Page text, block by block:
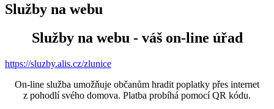
Služby na webu
Služby na webu - váš on-line úřad
https://sluzby.alis.cz/zlunice
On-line služba umožňuje občanům hradit poplatky přes internet
z pohodlí svého domova. Platba probíhá pomocí QR kódu.